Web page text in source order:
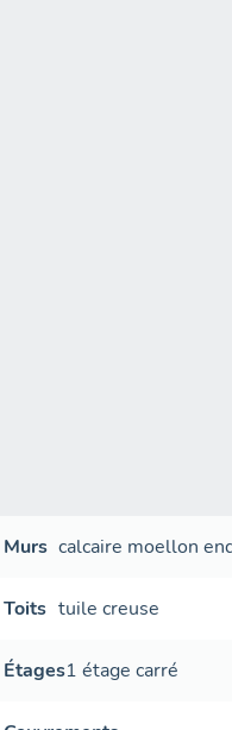
Murs calcaire moellon
Toits tuile creuse
Étages1 étage carré